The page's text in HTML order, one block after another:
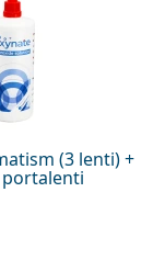
(3 lenti) +
portalenti